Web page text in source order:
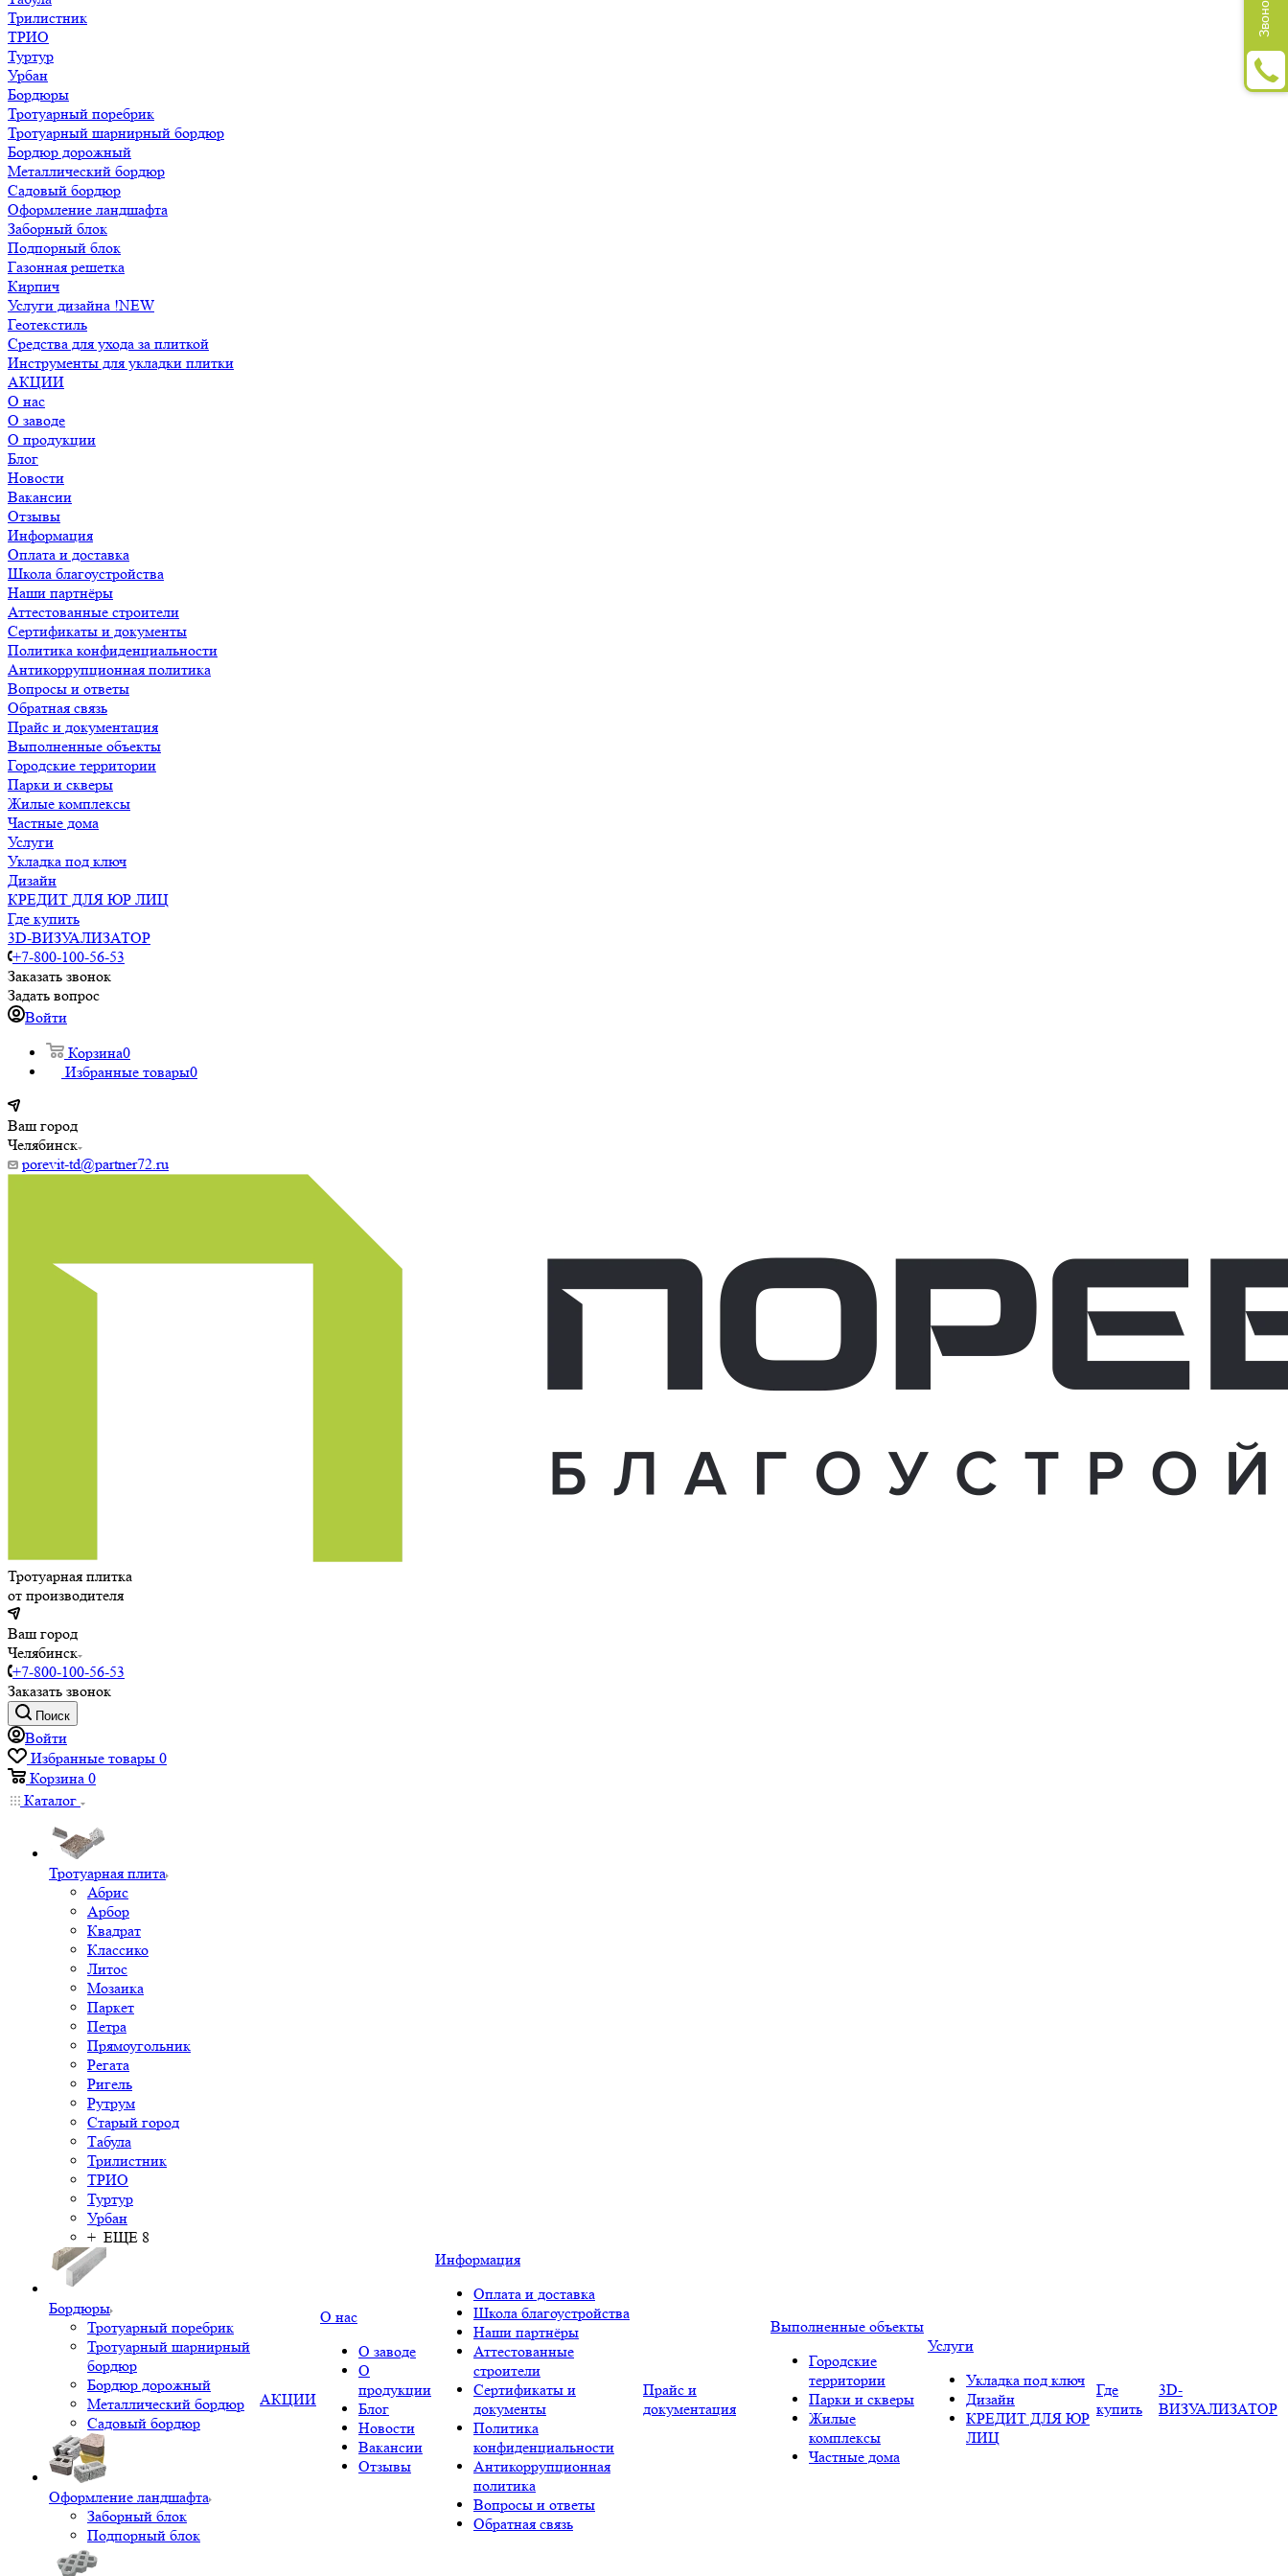
Трилистник
ТРИО
Туртур
Урбан
Бордюры
Тротуарный поребрик
Тротуарный шарнирный бордюр
Бордюр дорожный
Металлический бордюр
Садовый бордюр
Оформление ландшафта
Заборный блок
Подпорный блок
Газонная решетка
Кирпич
Услуги дизайна !NEW
Геотекстиль
Средства для ухода за плиткой
Инструменты для укладки плитки
АКЦИИ
О нас
О заводе
О продукции
Блог
Новости
Вакансии
Отзывы
Информация
Оплата и доставка
Школа благоустройства
Наши партнёры
Аттестованные строители
Сертификаты и документы
Политика конфиденциальности
Антикоррупционная политика
Вопросы и ответы
Обратная связь
Прайс и документация
Выполненные объекты
Городские территории
Парки и скверы
Жилые комплексы
Частные дома
Услуги
Укладка под ключ
Дизайн
КРЕДИТ ДЛЯ ЮР ЛИЦ
Где купить
3D-ВИЗУАЛИЗАТОР
+7-800-100-56-53
Заказать звонок
Задать вопрос
Войти
Корзина0
Избранные товары0
Ваш город
Челябинск
porevit-td@partner72.ru
Тротуарная плитка
от производителя
Ваш город
Челябинск
+7-800-100-56-53
Заказать звонок
Поиск
Войти
Избранные товары 0
Корзина 0
Каталог
Тротуарная плита
Абрис
Арбор
Квадрат
Классико
Литос
Мозаика
Паркет
Петра
Прямоугольник
Регата
Ригель
Рутрум
Старый город
Табула
Трилистник
ТРИО
Туртур
Урбан
+ ЕЩЕ 8
Бордюры
Тротуарный поребрик
Тротуарный шарнирный
бордюр
Бордюр дорожный
Металлический бордюр
Садовый бордюр
Оформление ландшафта
Заборный блок
Подпорный блок
АКЦИИ
О нас
О заводе
О
продукции
Блог
Новости
Вакансии
Отзывы
Информация
Оплата и доставка
Школа благоустройства
Наши партнёры
Аттестованные
строители
Сертификаты и
документы
Политика
конфиденциальности
Антикоррупционная
политика
Вопросы и ответы
Обратная связь
Прайс и
документация
Выполненные объекты
Городские
территории
Парки и скверы
Жилые
комплексы
Частные дома
Услуги
Укладка под ключ
Дизайн
КРЕДИТ ДЛЯ ЮР
ЛИЦ
Где
купить
3D-
ВИЗУАЛИЗАТОР